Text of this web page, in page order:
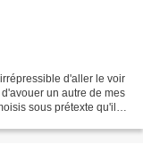
d'aller le voir
un autre de mes
sous prétexte qu'ils